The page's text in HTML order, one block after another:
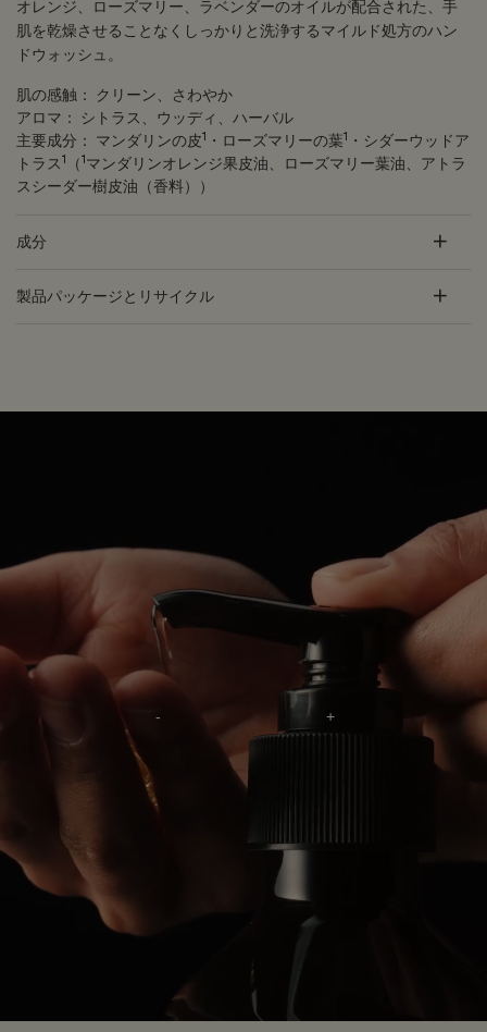
オレンジ、ローズマリー、ラベンダーのオイルが配合された、手
肌を乾燥させることなくしっかりと洗浄するマイルド処方のハン
ドウォッシュ。
肌の感触：
クリーン、さわやか
アロマ：
シトラス、ウッディ、ハーバル
主要成分： マンダリンの皮1 ・ローズマリーの葉1 ・シダーウッドア
トラス1 （1マンダリンオレンジ果皮油、ローズマリー葉油、アトラ
スシーダー樹皮油（香料））
成分
製品パッケージとリサイクル